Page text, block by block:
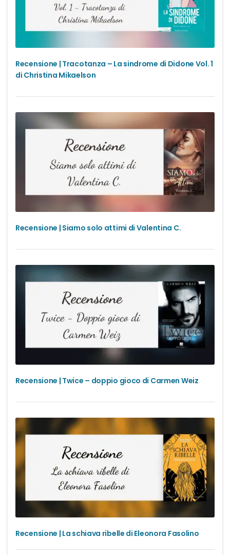
Recensione | Tracotanza – La sindrome di Didone Vol. 1
di Christina Mikaelson
Recensione | Siamo solo attimi di Valentina C.
Recensione | Twice – doppio gioco di Carmen Weiz
Recensione | La schiava ribelle di Eleonora Fasolino